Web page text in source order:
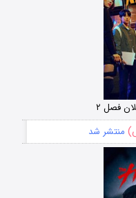
فصل ۲
منتشر شد